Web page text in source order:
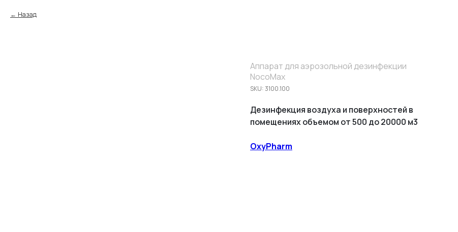
Назад
Аппарат для аэрозольной дезинфекции
NocoMax
SKU:3100.100
Дезинфекция воздуха и поверхностей в
помещениях объемом от 500 до 20000 м3
OxyPharm